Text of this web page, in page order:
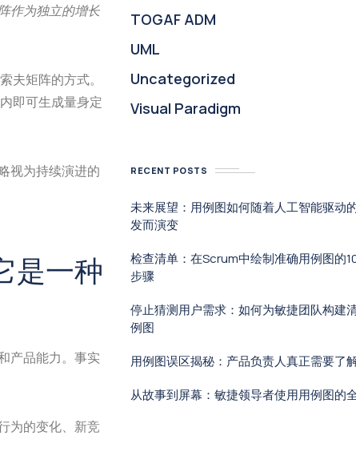
作为独立的增长
夫矩阵的方式。
即可生成量身定
视为持续演进的
是一种
产品能力。事实
为的变化、新竞
TOGAF ADM
UML
Uncategorized
Visual Paradigm
RECENT POSTS
未来展望：用例图如何随着人工智能驱动
发而演变
检查清单：在Scrum中绘制准确用例图的
步骤
停止猜测用户需求：如何为敏捷团队构建
例图
用例图误区揭秘：产品负责人真正需要了
从故事到屏幕：敏捷领导者使用用例图的